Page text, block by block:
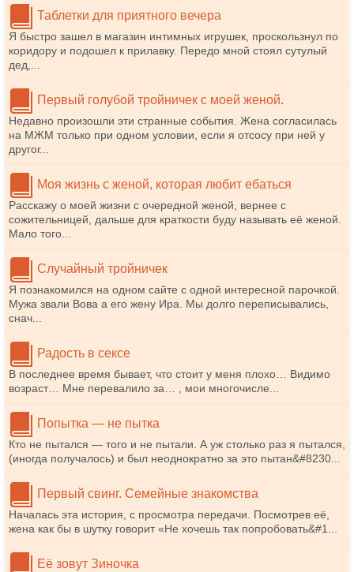
Таблетки для приятного вечера
Я быстро зашел в магазин интимных игрушек, проскользнул по
коридору и подошел к прилавку. Передо мной стоял сутулый
дед,...
Первый голубой тройничек с моей женой.
Недавно произошли эти странные события. Жена согласилась
на МЖМ только при одном условии, если я отсосу при ней у
другог...
Моя жизнь с женой, которая любит ебаться
Расскажу о моей жизни с очередной женой, вернее с
сожительницей, дальше для краткости буду называть её женой.
Мало того...
Случайный тройничек
Я познакомился на одном сайте с одной интересной парочкой.
Мужа звали Вова а его жену Ира. Мы долго переписывались,
снач...
Радость в сексе
В последнее время бывает, что стоит у меня плохо… Видимо
возраст… Мне перевалило за… , мои многочисле...
Попытка — не пытка
Кто не пытался — того и не пытали. А уж столько раз я пытался,
(иногда получалось) и был неоднократно за это пытан&#8230...
Первый свинг. Семейные знакомства
Началась эта история, с просмотра передачи. Посмотрев её,
жена как бы в шутку говорит «Не хочешь так попробовать&#1...
Её зовут Зиночка